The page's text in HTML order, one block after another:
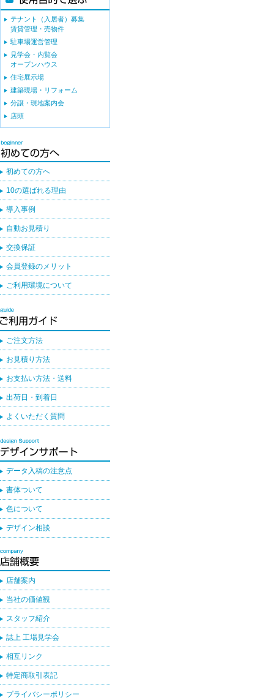
テナント（入居者）募集
賃貸管理・売物件
駐車場運営管理
見学会・内覧会
オープンハウス
住宅展示場
建築現場・リフォーム
分譲・現地案内会
店頭
初めての方へ
10の選ばれる理由
導入事例
自動お見積り
交換保証
会員登録のメリット
ご利用環境について
ご注文方法
お見積り方法
お支払い方法・送料
出荷日・到着日
よくいただく質問
データ入稿の注意点
書体ついて
色について
デザイン相談
店舗案内
当社の価値観
スタッフ紹介
誌上 工場見学会
相互リンク
特定商取引表記
プライバシーポリシー